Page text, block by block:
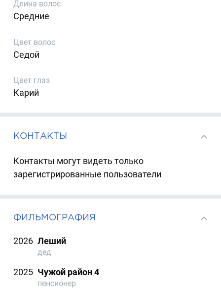
Длина волос
Средние
Цвет волос
Седой
Цвет глаз
Карий
КОНТАКТЫ
Контакты могут видеть только
зарегистрированные пользователи
ФИЛЬМОГРАФИЯ
2026 Леший
дед
2025 Чужой район 4
пенсионер